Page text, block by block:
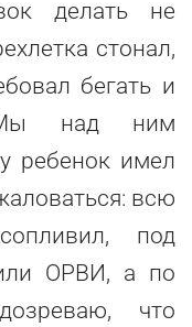
делать не
стонал,
бегать и
Мы над ним
ребенок имел
всю
под
ОРВИ, а по
что